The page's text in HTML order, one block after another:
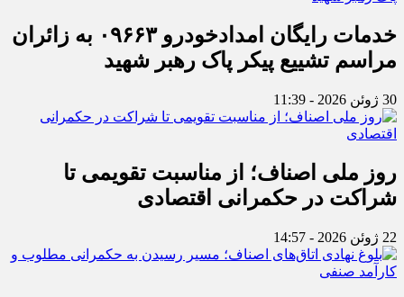
خدمات رایگان امدادخودرو ۰۹۶۶۳ به زائران
مراسم تشییع پیکر پاک رهبر شهید
30 ژوئن 2026 - 11:39
روز ملی اصناف؛ از مناسبت تقویمی تا
شراکت در حکمرانی اقتصادی
22 ژوئن 2026 - 14:57